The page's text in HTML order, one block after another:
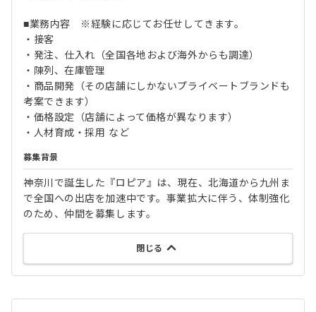
■業務内容 ※経験に応じてお任せしてきます。
・接客
・発注、仕入れ（全国各地および海外からも調達）
・陳列、在庫管理
・商品開発（その店舗にしかないプライベートブランドも
考案できます）
・価格設定（店舗によって価格が異なります）
・人材育成・採用 など
募集背景
神奈川で誕生した『ロピア』は、現在、北海道から九州ま
で全国への出店を加速中です。事業拡大に伴う、体制強化
のため、仲間を募集します。
閉じる